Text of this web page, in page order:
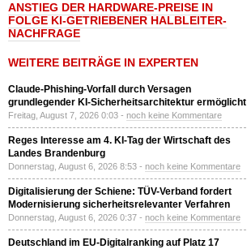
ANSTIEG DER HARDWARE-PREISE IN
FOLGE KI-GETRIEBENER HALBLEITER-
NACHFRAGE
WEITERE BEITRÄGE IN EXPERTEN
Claude-Phishing-Vorfall durch Versagen
grundlegender KI-Sicherheitsarchitektur ermöglicht
Freitag, August 7, 2026 0:03 - noch keine Kommentare
Reges Interesse am 4. KI-Tag der Wirtschaft des
Landes Brandenburg
Donnerstag, August 6, 2026 8:53 - noch keine Kommentare
Digitalisierung der Schiene: TÜV-Verband fordert
Modernisierung sicherheitsrelevanter Verfahren
Donnerstag, August 6, 2026 0:37 - noch keine Kommentare
Deutschland im EU-Digitalranking auf Platz 17